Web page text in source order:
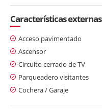
Características externas
Acceso pavimentado
Ascensor
Circuito cerrado de TV
Parqueadero visitantes
Cochera / Garaje